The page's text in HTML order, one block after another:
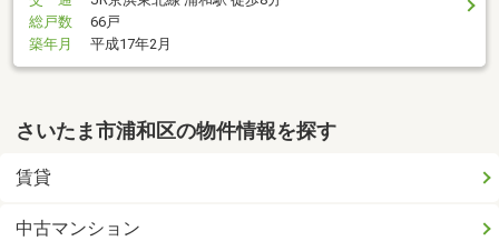
総戸数
66戸
築年月
平成17年2月
さいたま市浦和区の物件情報を探す
賃貸
中古マンション